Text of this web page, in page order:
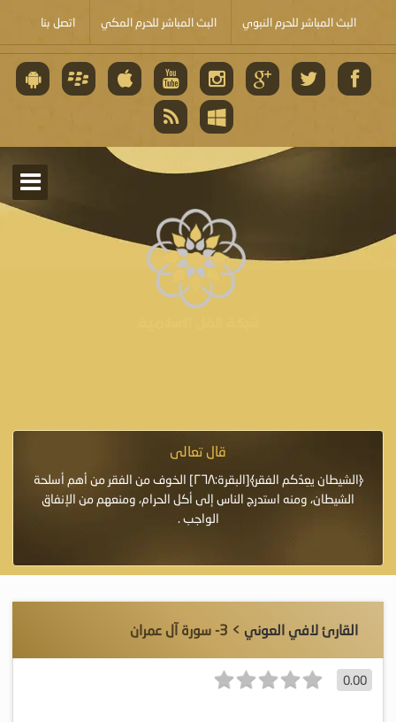
البث المباشر للحرم النبوي البث المباشر للحرم المكي اتصل بنا
قال تعالى
﴿الشيطان يعِدُكم الفقر﴾[البقرة:٢٦٨] الخوف من الفقر من أهم أسلحة
الشيطان، ومنه استدرج الناس إلى أكل الحرام، ومنعهم من الإنفاق
الواجب .
القارئ لافي العوني > 3- سورة آل عمران
0.00